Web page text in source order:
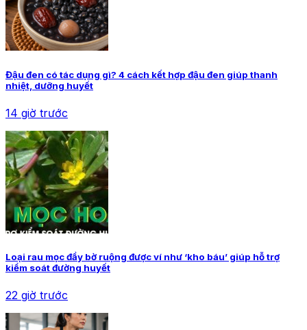
Đậu đen có tác dụng gì? 4 cách kết hợp đậu đen giúp thanh
nhiệt, dưỡng huyết
14 giờ trước
Loại rau mọc đầy bờ ruộng được ví như ‘kho báu’ giúp hỗ trợ
kiểm soát đường huyết
22 giờ trước